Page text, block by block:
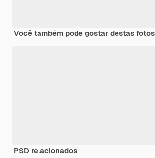
Você também pode gostar destas fotos
PSD relacionados